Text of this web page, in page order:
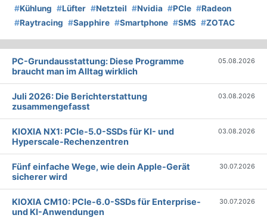
#Kühlung #Lüfter #Netzteil #Nvidia #PCIe #Radeon
#Raytracing #Sapphire #Smartphone #SMS #ZOTAC
PC-Grundausstattung: Diese Programme
braucht man im Alltag wirklich
05.08.2026
Juli 2026: Die Bericht­erstattung
zusammengefasst
03.08.2026
KIOXIA NX1: PCIe-5.0-SSDs für KI- und
Hyperscale-Rechenzentren
03.08.2026
Fünf einfache Wege, wie dein Apple-Gerät
sicherer wird
30.07.2026
KIOXIA CM10: PCIe-6.0-SSDs für Enterprise-
und KI-Anwendungen
30.07.2026